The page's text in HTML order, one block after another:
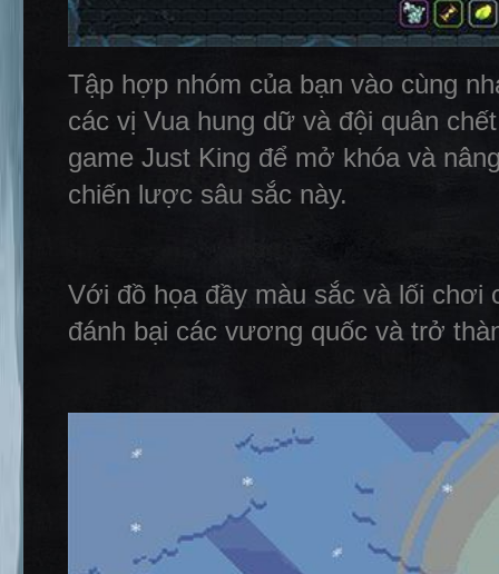
Tập hợp nhóm của bạn vào cùng
các vị Vua hung dữ và đội quân
game Just King để mở khóa và
chiến lược sâu sắc này.
Với đồ họa đầy màu sắc và lối chơi
đánh bại các vương quốc và trở